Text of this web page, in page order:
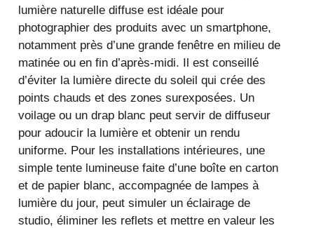
lumière naturelle diffuse est idéale pour
photographier des produits avec un smartphone,
notamment près d’une grande fenêtre en milieu de
matinée ou en fin d’après-midi. Il est conseillé
d’éviter la lumière directe du soleil qui crée des
points chauds et des zones surexposées. Un
voilage ou un drap blanc peut servir de diffuseur
pour adoucir la lumière et obtenir un rendu
uniforme. Pour les installations intérieures, une
simple tente lumineuse faite d’une boîte en carton
et de papier blanc, accompagnée de lampes à
lumière du jour, peut simuler un éclairage de
studio, éliminer les reflets et mettre en valeur les